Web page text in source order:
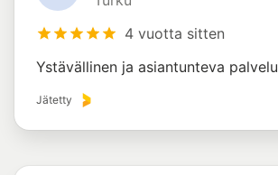
4 vuotta sitten
Ystävällinen ja asiantunteva palvelu
Jätetty